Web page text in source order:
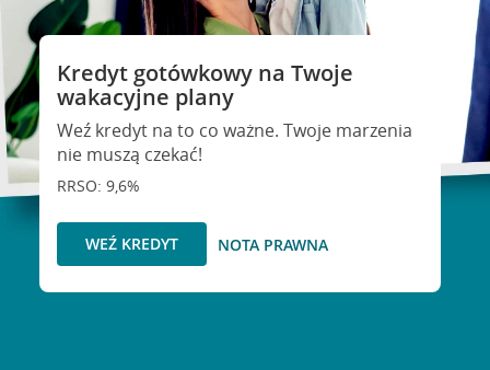
Kredyt gotówkowy na Twoje
wakacyjne plany
Weź kredyt na to co ważne. Twoje marzenia
nie muszą czekać!
RRSO: 9,6%
WEŹ KREDYT NOTA PRAWNA